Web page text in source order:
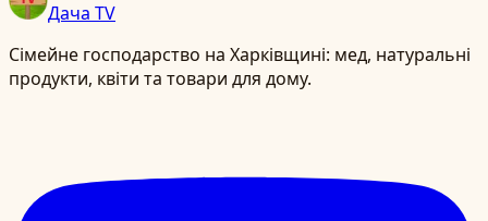
Дача TV
Сімейне господарство на Харківщині: мед, натуральні
продукти, квіти та товари для дому.